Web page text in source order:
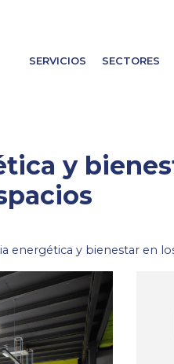
SERVICIOS SECTORES
y
energética y bienestar en